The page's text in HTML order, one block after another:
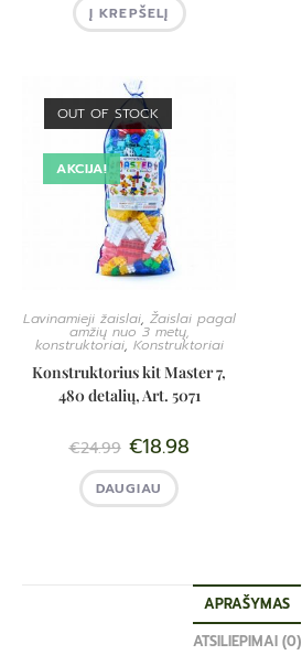
Į KREPŠELĮ
OUT OF STOCK
AKCIJA!
Lavinamieji žaislai, Žaislai pagal
amžių nuo 3 metų,
konstruktoriai, Konstruktoriai
Konstruktorius kit Master 7,
480 detalių, Art. 5071
€24.99 €18.98
DAUGIAU
APRAŠYMAS
ATSILIEPIMAI (0)